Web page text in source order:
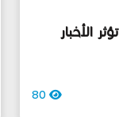
الأخبار
80